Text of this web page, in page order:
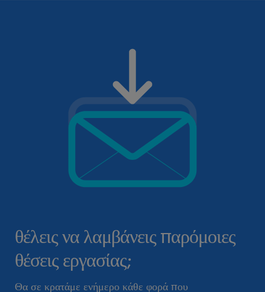
θέλεις να λαμβάνεις παρόμοιες
θέσεις εργασίας;
Θα σε κρατάμε ενήμερο κάθε φορά που